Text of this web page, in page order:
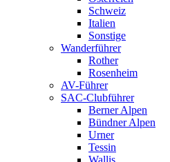
Schweiz
Italien
Sonstige
Wanderführer
Rother
Rosenheim
AV-Führer
SAC-Clubführer
Berner Alpen
Bündner Alpen
Urner
Tessin
Wallis